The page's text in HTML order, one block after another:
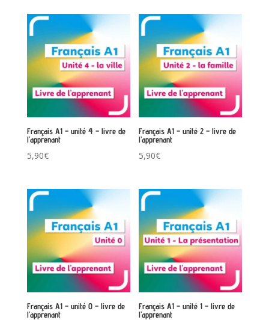
Français A1 – unité 4 – livre de
l’apprenant
5,90€
Français A1 – unité 2 – livre de
l’apprenant
5,90€
Français A1 – unité 0 – livre de
l’apprenant
Français A1 – unité 1 – livre de
l’apprenant